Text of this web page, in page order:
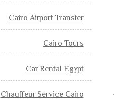
Cairo Airport Transfer
Cairo Tours
Car Rental Egypt
Chauffeur Service Cairo